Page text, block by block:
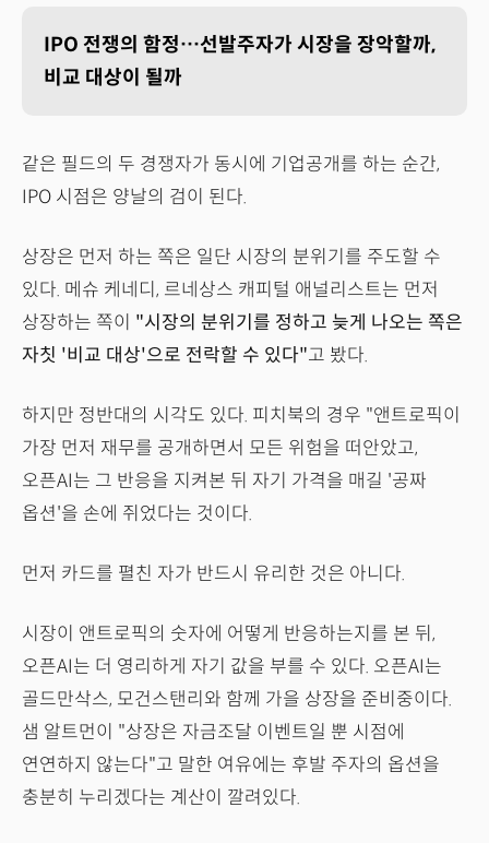
IPO 전쟁의 함정…선발주자가 시장을 장악할까,
비교 대상이 될까
같은 필드의 두 경쟁자가 동시에 기업공개를 하는 순간,
IPO 시점은 양날의 검이 된다.
상장은 먼저 하는 쪽은 일단 시장의 분위기를 주도할 수
있다. 메슈 케네디, 르네상스 캐피털 애널리스트는 먼저
상장하는 쪽이 "시장의 분위기를 정하고 늦게 나오는 쪽은
자칫 '비교 대상'으로 전락할 수 있다"고 봤다.
하지만 정반대의 시각도 있다. 피치북의 경우 "앤트로픽이
가장 먼저 재무를 공개하면서 모든 위험을 떠안았고,
오픈AI는 그 반응을 지켜본 뒤 자기 가격을 매길 '공짜
옵션'을 손에 쥐었다는 것이다.
먼저 카드를 펼친 자가 반드시 유리한 것은 아니다.
시장이 앤트로픽의 숫자에 어떻게 반응하는지를 본 뒤,
오픈AI는 더 영리하게 자기 값을 부를 수 있다. 오픈AI는
골드만삭스, 모건스탠리와 함께 가을 상장을 준비중이다.
샘 알트먼이 "상장은 자금조달 이벤트일 뿐 시점에
연연하지 않는다"고 말한 여유에는 후발 주자의 옵션을
충분히 누리겠다는 계산이 깔려있다.